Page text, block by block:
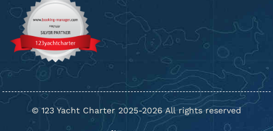
© 123 Yacht Charter 2025-2026 All rights reserved